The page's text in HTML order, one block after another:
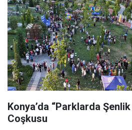
Konya’da “Parklarda
Coşkusu